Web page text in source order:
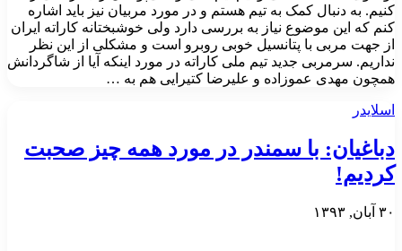
کنیم. به دنبال کمک به تیم هستم و در مورد مربیان نیز باید اشاره
کنم که این موضوع نیاز به بررسی دارد ولی خوشبختانه کاراته ایران
از جهت مربی با پتانسیل خوبی روبرو است و مشکلی از این نظر
نداریم. سرمربی جدید تیم ملی کاراته در مورد اینکه آیا از شاگردانش
همچون مهدی عموزاده و علیرضا کتیرایی هم به …
اسلایدر
دباغیان‌: با سمندر در مورد همه چیز صحبت
کردیم!
۳۰ آبان, ۱۳۹۳